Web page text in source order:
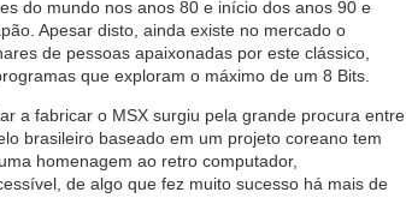
do mundo nos anos 80 e início dos anos 90 e
Apesar disto, ainda existe no mercado o
de pessoas apaixonadas por este clássico,
que exploram o máximo de um 8 Bits.
a fabricar o MSX surgiu pela grande procura entre
brasileiro baseado em um projeto coreano tem
homenagem ao retro computador,
de algo que fez muito sucesso há mais de